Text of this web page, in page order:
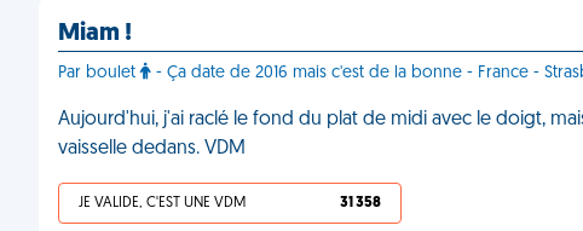
Miam !
Par boulet - Ça date de 2016 mais c'est de la bonne - France -
Aujourd'hui, j'ai raclé le fond du plat de midi avec le doigt,
vaisselle dedans. VDM
JE VALIDE, C'EST UNE VDM 31 358